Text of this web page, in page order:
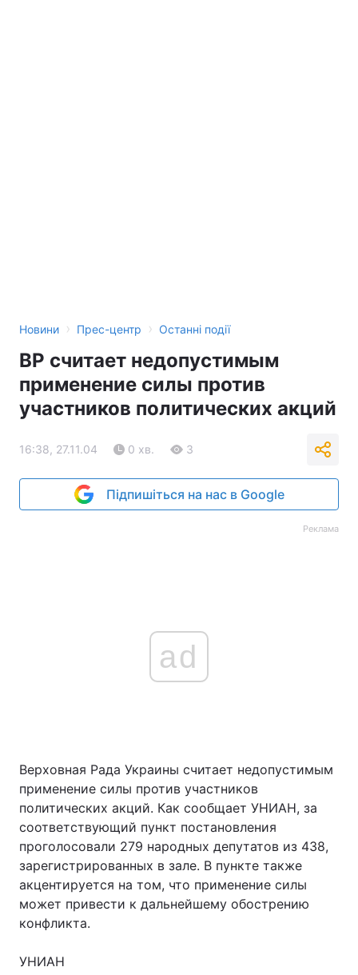
Новини › Прес-центр › Останні події
ВР считает недопустимым
применение силы против
участников политических акций
16:38, 27.11.04 0 хв. 3
Підпишіться на нас в Google
Реклама
ad
Верховная Рада Украины считает недопустимым
применение силы против участников
политических акций. Как сообщает УНИАН, за
соответствующий пункт постановления
проголосовали 279 народных депутатов из 438,
зарегистрированных в зале. В пункте также
акцентируется на том, что применение силы
может привести к дальнейшему обострению
конфликта.
УНИАН